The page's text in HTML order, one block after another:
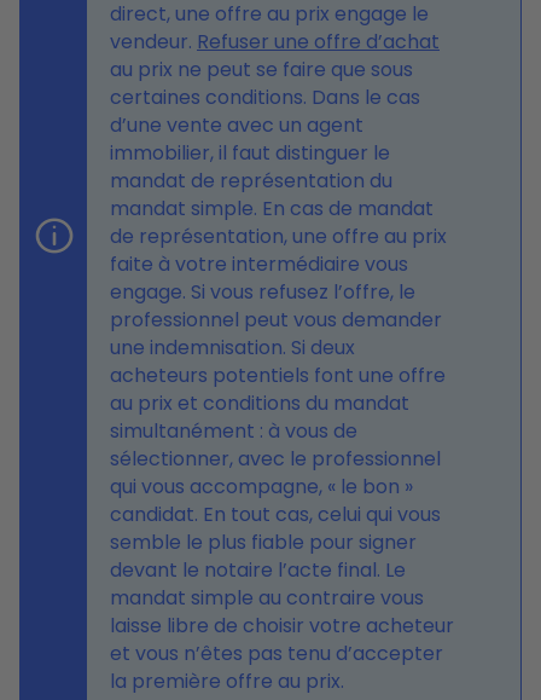
direct, une offre au prix engage le
vendeur. Refuser une offre d’achat
au prix ne peut se faire que sous
certaines conditions. Dans le cas
d’une vente avec un agent
immobilier, il faut distinguer le
mandat de représentation du
mandat simple. En cas de mandat
de représentation, une offre au prix
faite à votre intermédiaire vous
engage. Si vous refusez l’offre, le
professionnel peut vous demander
une indemnisation. Si deux
acheteurs potentiels font une offre
au prix et conditions du mandat
simultanément : à vous de
sélectionner, avec le professionnel
qui vous accompagne, « le bon »
candidat. En tout cas, celui qui vous
semble le plus fiable pour signer
devant le notaire l’acte final. Le
mandat simple au contraire vous
laisse libre de choisir votre acheteur
et vous n’êtes pas tenu d’accepter
la première offre au prix.